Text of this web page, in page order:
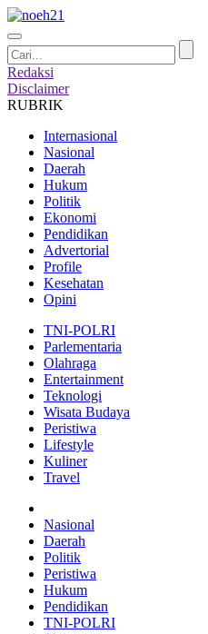
Redaksi
Disclaimer
RUBRIK
Internasional
Nasional
Daerah
Hukum
Politik
Ekonomi
Pendidikan
Advertorial
Profile
Kesehatan
Opini
TNI-POLRI
Parlementaria
Olahraga
Entertainment
Teknologi
Wisata Budaya
Peristiwa
Lifestyle
Kuliner
Travel
Nasional
Daerah
Politik
Peristiwa
Hukum
Pendidikan
TNI-POLRI